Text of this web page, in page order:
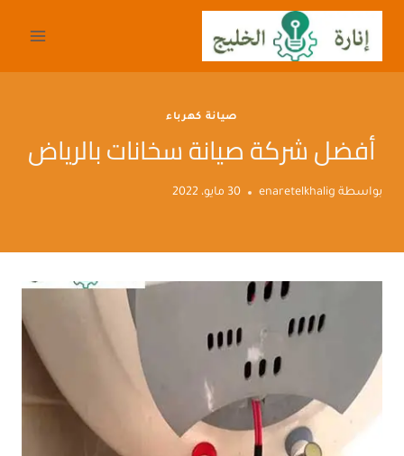
التجاوز
المحتوى
صيانة كهرباء
أفضل شركة صيانة سخانات بالرياض
بواسطة enaretelkhalig 30 مايو، 2022